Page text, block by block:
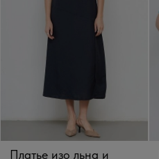
Платье изо льна и